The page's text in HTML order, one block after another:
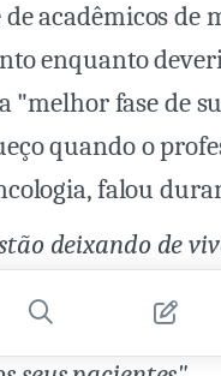
acadêmicos de
enquanto
"melhor fase de
quando o
falou
deixando de
para um